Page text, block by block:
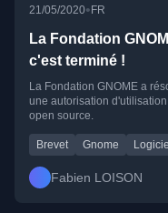
21/05/2020•FR
La Fondation
c'est terminé !
La Fondation GNOME a
une autorisation
open source.
Brevet Gnome
Fabien LOISON